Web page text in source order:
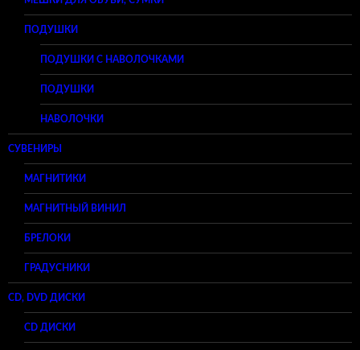
ПОДУШКИ
ПОДУШКИ С НАВОЛОЧКАМИ
ПОДУШКИ
НАВОЛОЧКИ
СУВЕНИРЫ
МАГНИТИКИ
МАГНИТНЫЙ ВИНИЛ
БРЕЛОКИ
ГРАДУСНИКИ
CD, DVD ДИСКИ
CD ДИСКИ